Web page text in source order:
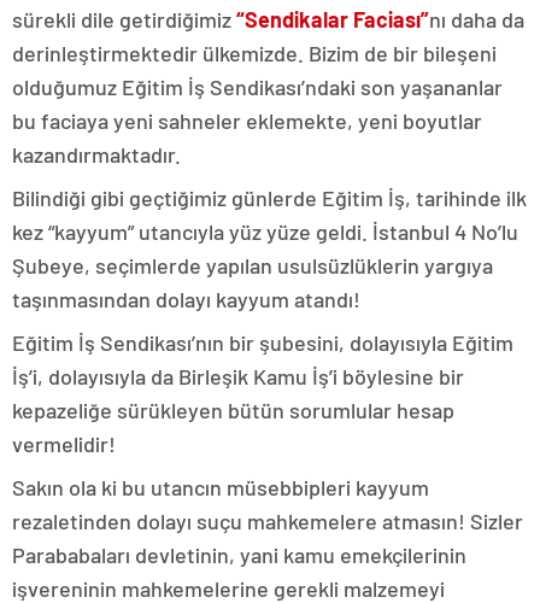
sürekli dile getirdiğimiz“Sendikalar Faciası”nı daha da
derinleştirmektedir ülkemizde. Bizim de bir bileşeni
olduğumuz Eğitim İş Sendikası’ndaki son yaşananlar
bu faciaya yeni sahneler eklemekte, yeni boyutlar
kazandırmaktadır.
Bilindiği gibi geçtiğimiz günlerde Eğitim İş, tarihinde ilk
kez “kayyum” utancıyla yüz yüze geldi. İstanbul 4 No’lu
Şubeye, seçimlerde yapılan usulsüzlüklerin yargıya
taşınmasından dolayı kayyum atandı!
Eğitim İş Sendikası’nın bir şubesini, dolayısıyla Eğitim
İş’i, dolayısıyla da Birleşik Kamu İş’i böylesine bir
kepazeliğe sürükleyen bütün sorumlular hesap
vermelidir!
Sakın ola ki bu utancın müsebbipleri kayyum
rezaletinden dolayı suçu mahkemelere atmasın! Sizler
Parababaları devletinin, yani kamu emekçilerinin
işvereninin mahkemelerine gerekli malzemeyi